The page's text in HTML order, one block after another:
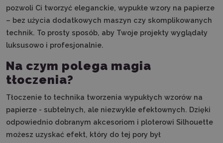
pozwoli Ci tworzyć eleganckie, wypukłe wzory na papierze
– bez użycia dodatkowych maszyn czy skomplikowanych
technik. To prosty sposób, aby Twoje projekty wyglądały
luksusowo i profesjonalnie.
Na czym polega magia
tłoczenia?
Tłoczenie to technika tworzenia wypukłych wzorów na
papierze - subtelnych, ale niezwykle efektownych. Dzięki
odpowiednio dobranym akcesoriom i ploterowi Silhouette
możesz uzyskać efekt, który do tej pory był